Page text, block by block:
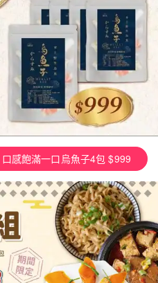
感飽滿一口烏魚子4包 $999